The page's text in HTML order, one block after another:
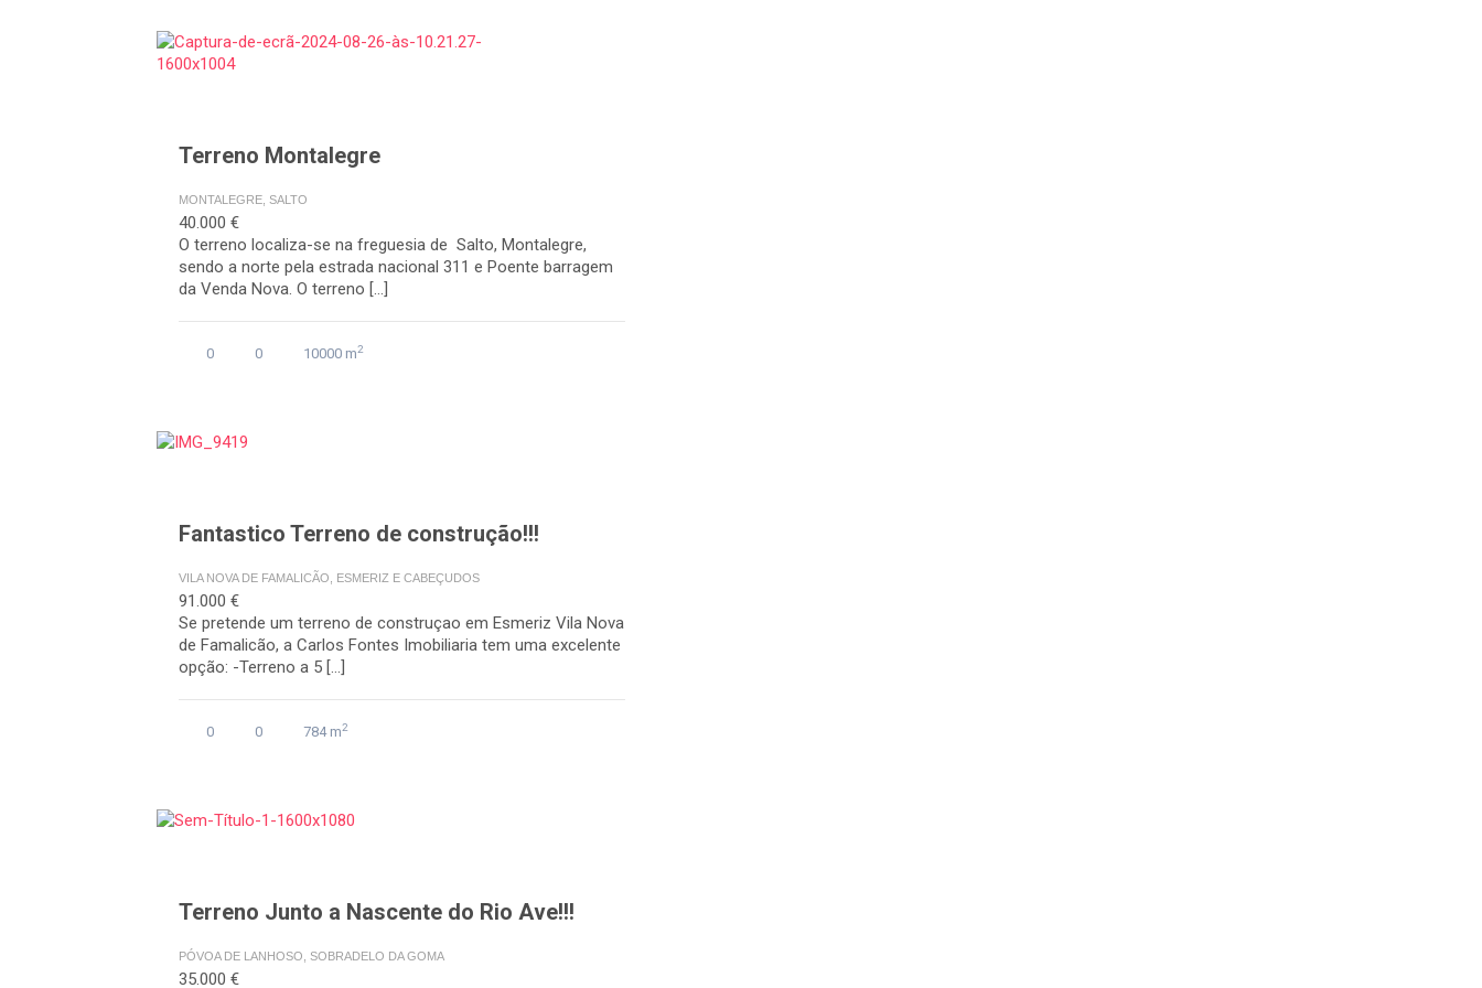
Terreno Montalegre
MONTALEGRE, SALTO
40.000 €
O terreno localiza-se na freguesia de Salto, Montalegre,
sendo a norte pela estrada nacional 311 e Poente barragem
da Venda Nova. O terreno […]
0 0 10000 m2
Fantastico Terreno de construção!!!
VILA NOVA DE FAMALICÃO, ESMERIZ E CABEÇUDOS
91.000 €
Se pretende um terreno de construçao em Esmeriz Vila Nova
de Famalicão, a Carlos Fontes Imobiliaria tem uma excelente
opção: -Terreno a 5 […]
0 0 784 m2
Terreno Junto a Nascente do Rio Ave!!!
PÓVOA DE LANHOSO, SOBRADELO DA GOMA
35.000 €